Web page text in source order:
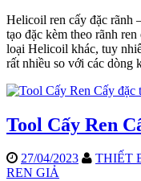
Helicoil ren cấy đặc rãnh
tạo đặc kèm theo rãnh
loại Helicoil khác, tuy
rất nhiều so với các
Tool Cấy Ren
27/04/2023 THIẾT
REN GIẢ